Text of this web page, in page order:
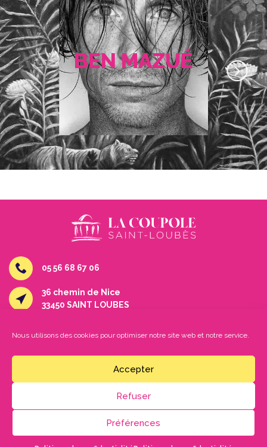
Nous utilisons des cookies pour optimiser notre site web et notre service.
Accepter
Refuser
Préférences
BEN MAZUÉ
05 56 68 67 06
36 chemin de Nice
33450 SAINT LOUBES
Facebook
©2026 - La Coupole Saint-Loubès |
Politique